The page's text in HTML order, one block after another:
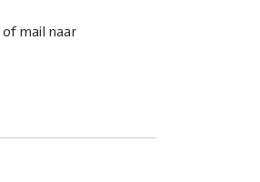
of mail naar